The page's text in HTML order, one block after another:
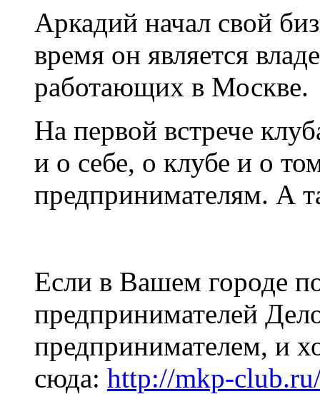
Аркадий начал свой
время он является
работающих в Москве.
На первой встрече
и о себе, о клубе и о
предпринимателям. А
Если в Вашем городе
предпринимателей
предпринимателем, и
сюда: http://mkp-